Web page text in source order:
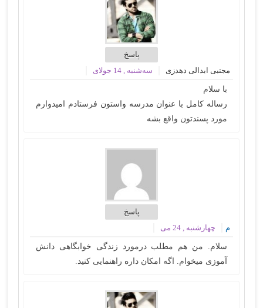
پاسخ
مجتبی ابدالی دهدزی
سه‌شنبه , 14 جولای
با سلام
رساله کامل با عنوان مدرسه واستون فرستادم امیدوارم
مورد پسندتون واقع بشه
پاسخ
م
چهارشنبه , 24 می
سلام. من هم مطلب درمورد زندگی خوابگاهی دانش
آموزی میخوام. اگه امکان داره راهنمایی کنید.